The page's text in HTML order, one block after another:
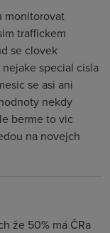
monitorovat
traffickem
se clovek
special cisla
se asi ani
nekdy
berme to vic
na novejch
že 50% má ČRa